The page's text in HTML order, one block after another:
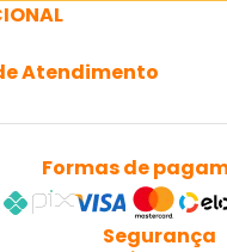
Atendimento
Formas de
Segurança